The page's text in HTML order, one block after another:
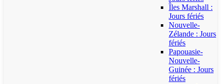
Îles Marshall :
Jours fériés
Nouvelle-
Zélande : Jours
fériés
Papouasie-
Nouvelle-
Guinée : Jours
fériés